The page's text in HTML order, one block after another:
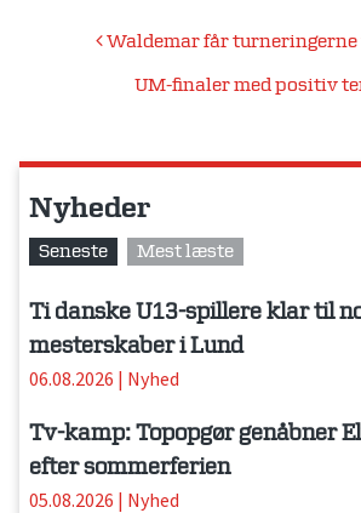
Indlægsnavigation
Waldemar får turneringerne
UM-finaler med positiv
Nyheder
Seneste Mest læste
Ti danske U13-spillere klar til
mesterskaber i Lund
06.08.2026 | Nyhed
Tv-kamp: Topopgør genåbner
efter sommerferien
05.08.2026 | Nyhed